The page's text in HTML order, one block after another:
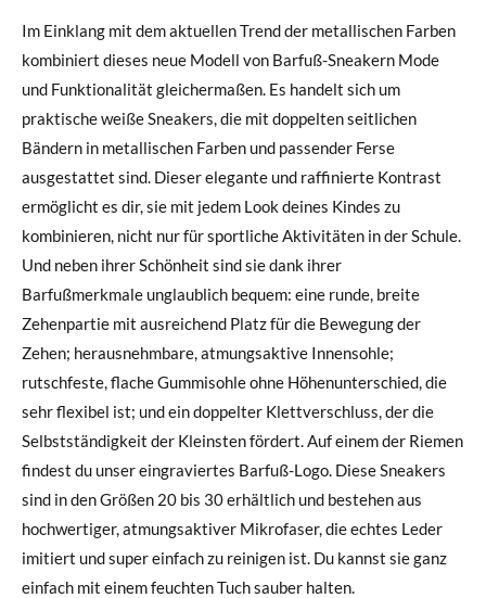
Im Einklang mit dem aktuellen Trend der metallischen Farben
kombiniert dieses neue Modell von Barfuß-Sneakern Mode
und Funktionalität gleichermaßen. Es handelt sich um
praktische weiße Sneakers, die mit doppelten seitlichen
Bändern in metallischen Farben und passender Ferse
ausgestattet sind. Dieser elegante und raffinierte Kontrast
ermöglicht es dir, sie mit jedem Look deines Kindes zu
kombinieren, nicht nur für sportliche Aktivitäten in der Schule.
Und neben ihrer Schönheit sind sie dank ihrer
Barfußmerkmale unglaublich bequem: eine runde, breite
Zehenpartie mit ausreichend Platz für die Bewegung der
Zehen; herausnehmbare, atmungsaktive Innensohle;
rutschfeste, flache Gummisohle ohne Höhenunterschied, die
sehr flexibel ist; und ein doppelter Klettverschluss, der die
Selbstständigkeit der Kleinsten fördert. Auf einem der Riemen
findest du unser eingraviertes Barfuß-Logo. Diese Sneakers
sind in den Größen 20 bis 30 erhältlich und bestehen aus
hochwertiger, atmungsaktiver Mikrofaser, die echtes Leder
imitiert und super einfach zu reinigen ist. Du kannst sie ganz
einfach mit einem feuchten Tuch sauber halten.